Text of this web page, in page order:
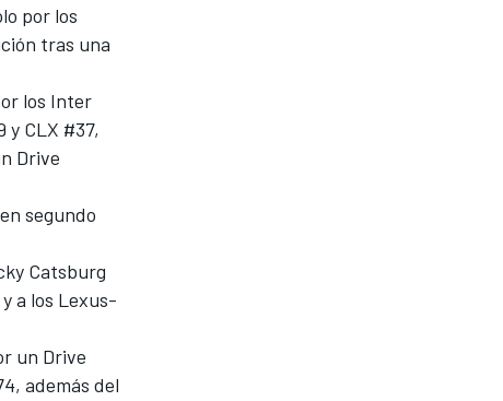
por los
tras una
los Inter
y CLX #37,
Drive
segundo
Catsburg
a los Lexus-
un Drive
además del